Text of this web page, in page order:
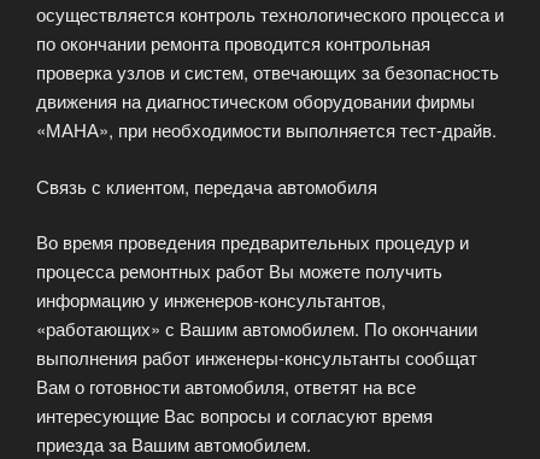
осуществляется контроль технологического процесса и
по окончании ремонта проводится контрольная
проверка узлов и систем, отвечающих за безопасность
движения на диагностическом оборудовании фирмы
«МАНА», при необходимости выполняется тест-драйв.
Связь с клиентом, передача автомобиля
Во время проведения предварительных процедур и
процесса ремонтных работ Вы можете получить
информацию у инженеров-консультантов,
«работающих» с Вашим автомобилем. По окончании
выполнения работ инженеры-консультанты сообщат
Вам о готовности автомобиля, ответят на все
интересующие Вас вопросы и согласуют время
приезда за Вашим автомобилем.